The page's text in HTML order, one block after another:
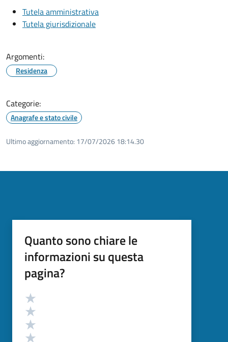
Tutela amministrativa
Tutela giurisdizionale
Argomenti:
Residenza
Categorie:
Anagrafe e stato civile
Ultimo aggiornamento: 17/07/2026 18:14.30
Quanto sono chiare le
informazioni su questa
pagina?
Valutazione